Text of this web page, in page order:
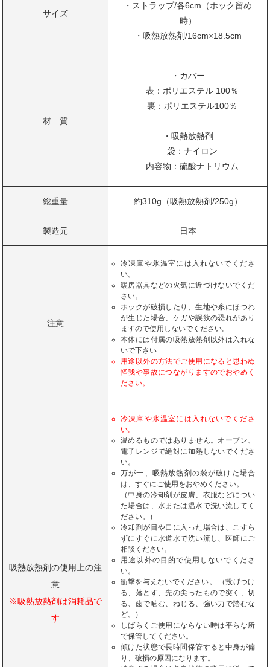
サイズ
・ストラップ/各6cm（ホック留め
時）
・吸熱放熱剤/16cm×18.5cm
材 質
・カバー
表：ポリエステル 100％
裏：ポリエステル100％
・吸熱放熱剤
袋：ナイロン
内容物：硫酸ナトリウム
総重量 約310g（吸熱放熱剤/250g）
製造元 日本
注意
冷凍庫や氷温室には入れないでくださ
い。
暖房器具などの火気に近づけないでくだ
さい。
ホックが破損したり、生地や糸にほつれ
が生じた場合、ケガや誤飲の恐れがあり
ますので使用しないでください。
本体には付属の吸熱放熱剤以外は入れな
いで下さい
用途以外の方法でご使用になると思わぬ
怪我や事故につながりますのでおやめく
ださい。
吸熱放熱剤の使用上の注
意
※吸熱放熱剤は消耗品で
す
冷凍庫や氷温室には入れないでくださ
い。
温めるものではありません。オーブン、
電子レンジで絶対に加熱しないでくださ
い。
万が一、吸熱放熱剤の袋が破けた場合
は、すぐにご使用をおやめください。
（中身の冷却剤が皮膚、衣服などについ
た場合は、水または温水で洗い流してく
ださい。）
冷却剤が目や口に入った場合は、こすら
ずにすぐに水道水で洗い流し、医師にご
相談ください。
用途以外の目的で使用しないでくださ
い。
衝撃を与えないでください。 （投げつけ
る、落とす、先の尖ったもので突く、切
る、歯で噛む、ねじる、強い力で踏むな
ど。）
しばらくご使用にならない時は平らな所
で保管してください。
傾けた状態で長時間保管すると中身が偏
り、破損の原因になります。